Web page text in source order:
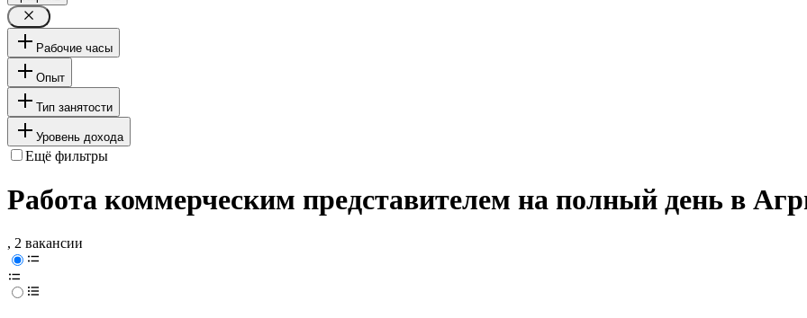
Рабочие часы
Опыт
Тип занятости
Уровень дохода
Ещё фильтры
Работа коммерческим представителем на полный день в
, 2 вакансии